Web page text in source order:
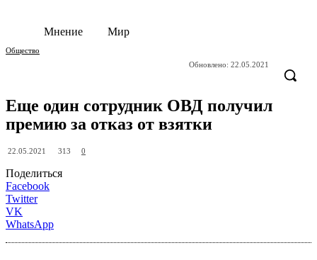
Мнение Мир
Общество
Обновлено: 22.05.2021
Еще один сотрудник ОВД получил
премию за отказ от взятки
22.05.2021 313 0
Поделиться
Facebook
Twitter
VK
WhatsApp